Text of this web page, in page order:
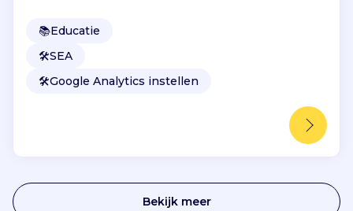
📚Educatie
🛠️SEA
🛠️Google Analytics instellen
Bekijk meer